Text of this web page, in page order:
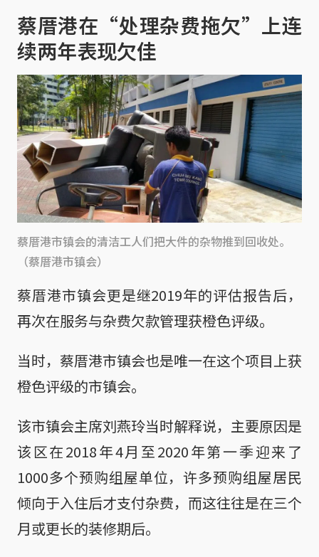
蔡厝港在“处理杂费拖欠”上连
续两年表现欠佳
蔡厝港市镇会的清洁工人们把大件的杂物推到回收处。
（蔡厝港市镇会）
蔡厝港市镇会更是继2019年的评估报告后，
再次在服务与杂费欠款管理获橙色评级。
当时，蔡厝港市镇会也是唯一在这个项目上获
橙色评级的市镇会。
该市镇会主席刘燕玲当时解释说，主要原因是
该区在2018年4月至2020年第一季迎来了
1000多个预购组屋单位，许多预购组屋居民
倾向于入住后才支付杂费，而这往往是在三个
月或更长的装修期后。